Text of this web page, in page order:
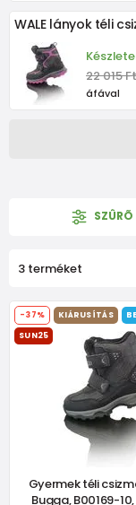
WALE lányok téli
22 015 Ft
áfával
SZÛRÕ
3 terméket
-37% KIÁRUSÍTÁS
SUN25
Gyermek téli
Bugga, B00169-